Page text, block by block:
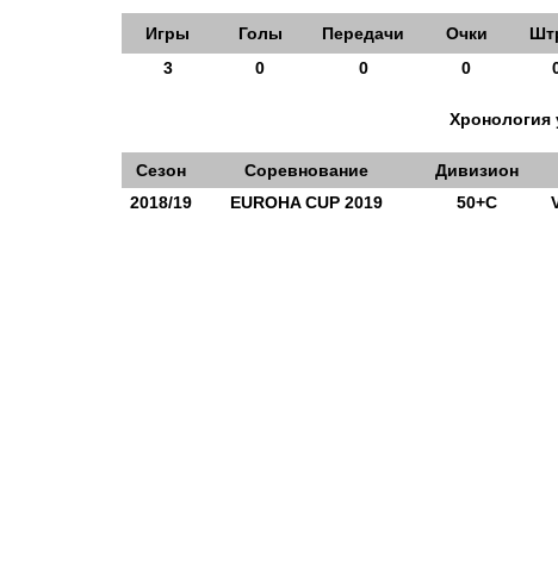
Игры Голы Передачи Очки
3
0 0 0
Хронология
Сезон Соревнование Дивизион
2018/19
EUROHA CUP 2019 50+С